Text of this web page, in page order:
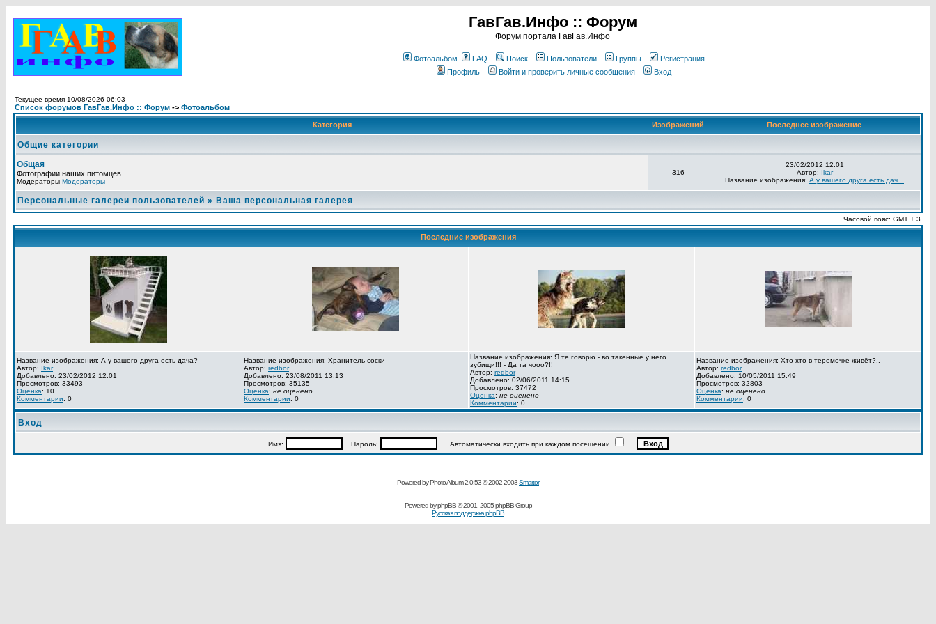
ГавГав.Инфо :: Форум
Форум портала ГавГав.Инфо
Фотоальбом FAQ Поиск Пользователи Группы
Регистрация
Профиль
Войти и проверить личные сообщения Вход
Текущее время 10/08/2026 06:03
Список форумов ГавГав.Инфо :: Форум -> Фотоальбом
Категория Изображений Последнее изображение
Общие категории
Общая
Фотографии наших питомцев
Модераторы Модераторы
316
23/02/2012 12:01
Автор: Ikar
Название изображения: А у вашего друга есть дач...
Персональные галереи пользователей » Ваша персональная галерея
Часовой пояс: GMT + 3
Последние изображения
Название изображения: А у вашего друга есть дача?
Автор: Ikar
Добавлено: 23/02/2012 12:01
Просмотров: 33493
Оценка: 10
Комментарии: 0
Название изображения: Хранитель соски
Автор: redbor
Добавлено: 23/08/2011 13:13
Просмотров: 35135
Оценка: не оценено
Комментарии: 0
Название изображения: Я те говорю - во такенные у него
зубищи!!! - Да та чооо?!!
Автор: redbor
Добавлено: 02/06/2011 14:15
Просмотров: 37472
Оценка: не оценено
Комментарии: 0
Название изображения: Хто-хто в теремочке живёт?..
Автор: redbor
Добавлено: 10/05/2011 15:49
Просмотров: 32803
Оценка: не оценено
Комментарии: 0
Вход
Имя: Пароль: Автоматически входить при каждом посещении
Powered by Photo Album 2.0.53 © 2002-2003Smartor
Powered byphpBB© 2001, 2005 phpBB Group
Русская поддержка phpBB